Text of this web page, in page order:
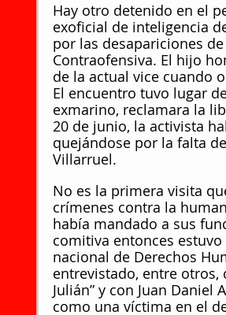
Hay otro detenido en el
exoficial de inteligencia
por las desapariciones
Contraofensiva. El hijo
de la actual vice cuando
El encuentro tuvo lugar
exmarino, reclamara la
20 de junio, la activista
quejándose por la falta
Villarruel.
No es la primera visita
crímenes contra la
había mandado a sus
comitiva entonces
nacional de Derechos
entrevistado, entre otros,
Julián” y con Juan
como una víctima en el